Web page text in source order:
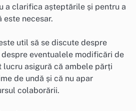
a clarifica așteptările și pentru a
este necesar.
util să se discute despre
eventualele modificări de
lucru asigură că ambele părți
de undă și că nu apar
colaborării.